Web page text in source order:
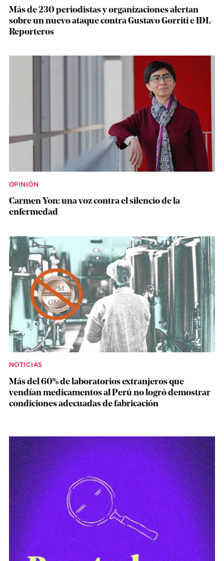
Más de 230 periodistas y organizaciones alertan
sobre un nuevo ataque contra Gustavo Gorriti e IDL-
Reporteros
OPINIÓN
Carmen Yon: una voz contra el silencio de la
enfermedad
NOTICIAS
Más del 60% de laboratorios extranjeros que
vendían medicamentos al Perú no logró demostrar
condiciones adecuadas de fabricación